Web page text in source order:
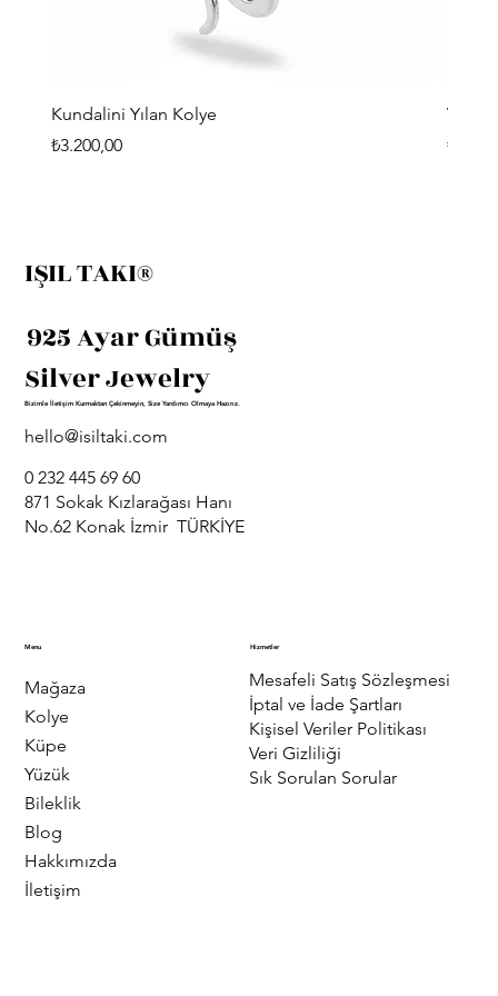
Kundalini Yılan Kolye
Fiyat
₺3.200,00
Fiyat
IŞIL TAKI®
925 Ayar Gümüş
Silver Jewelry
Bizimle İletişim Kurmaktan Çekinmeyin, Size Yardımcı Olmaya Hazırız.
hello@isiltaki.com
0 232 445 69 60
871 Sokak Kızlarağası Hanı
No.62 Konak İzmir TÜRKİYE
Menu
Mağaza
Kolye
Küpe
Yüzük
Bileklik
Blog
Hakkımızda
İletişim
Hizmetler
Mesafeli Satış Sözleşmesi
İptal ve İade Şartları
Kişisel Veriler Politikası
Veri Gizliliği
Sık Sorulan Sorular